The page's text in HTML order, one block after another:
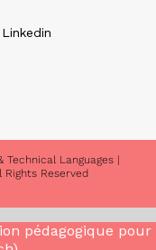
Technical Languages |
Reserved
pédagogique pour